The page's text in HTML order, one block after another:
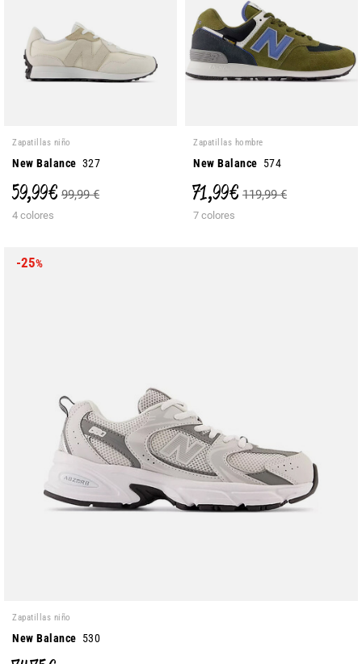
Zapatillas niño
New Balance 327
59,99 € 99,99 €
4 colores
Zapatillas hombre
New Balance 574
71,99 € 119,99 €
7 colores
-25%
Zapatillas niño
New Balance 530